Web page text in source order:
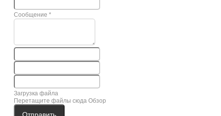
Сообщение *
Загрузка файла
Перетащите файлы сюда Обзор